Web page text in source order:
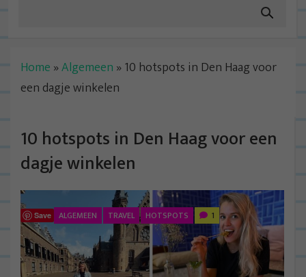
Home »Algemeen » 10 hotspots in Den Haag voor
een dagje winkelen
10 hotspots in Den Haag voor een
dagje winkelen
Save ALGEMEEN TRAVEL HOTSPOTS 1